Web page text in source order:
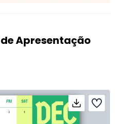
Apresentação